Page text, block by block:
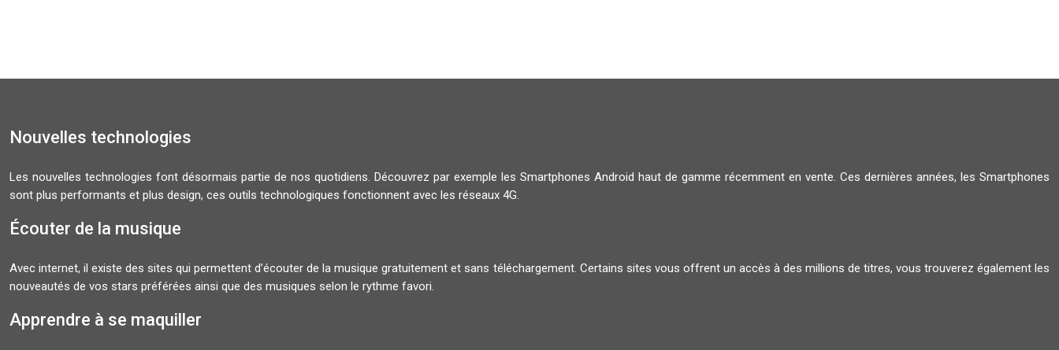
Nouvelles technologies
Les nouvelles technologies font désormais partie de nos quotidiens. Découvrez par exemple les Smartphones Android haut de gamme récemment en vente. Ces dernières années, les Smartphones
sont plus performants et plus design, ces outils technologiques fonctionnent avec les réseaux 4G.
Écouter de la musique
Avec internet, il existe des sites qui permettent d’écouter de la musique gratuitement et sans téléchargement. Certains sites vous offrent un accès à des millions de titres, vous trouverez également les
nouveautés de vos stars préférées ainsi que des musiques selon le rythme favori.
Apprendre à se maquiller